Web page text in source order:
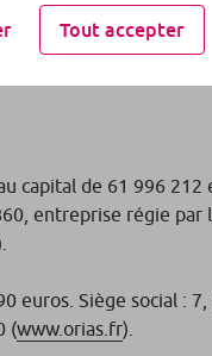
capital de 61 996
entreprise régie
Siège social :
(www.orias.fr).
Tout accepter